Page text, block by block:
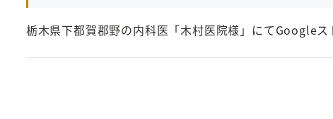
栃木県下都賀郡野の内科医「木村医院様」にてGoogleス